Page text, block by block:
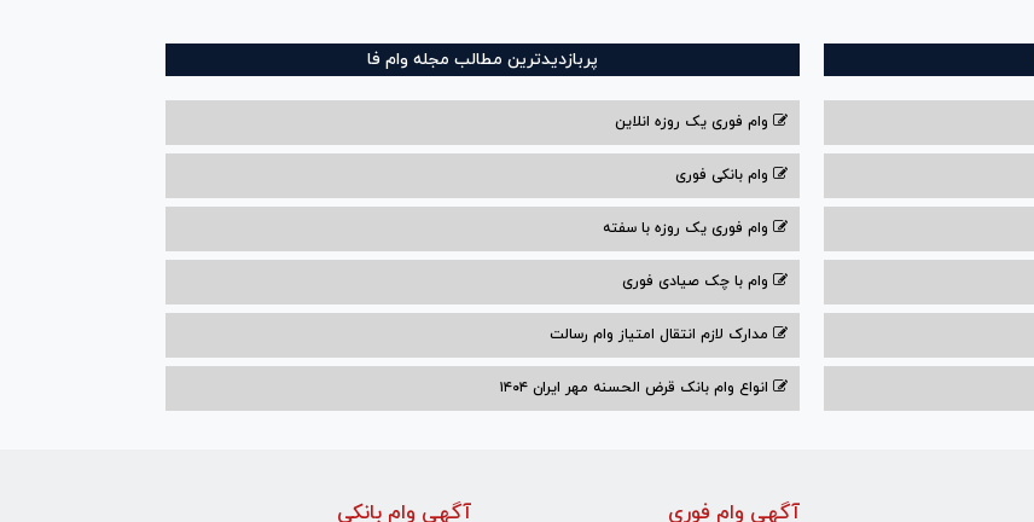
پربازدیدترین مطالب مجله وام فا
وام فوری یک روزه انلاین
وام بانکی فوری
وام فوری یک روزه با سفته
وام با‌ چک صیادی‌ فوری
مدارک لازم انتقال امتیاز وام رسالت
انواع وام بانک قرض الحسنه مهر ایران ۱۴۰۴
آگهی وام بانکی آگهی وام فوری